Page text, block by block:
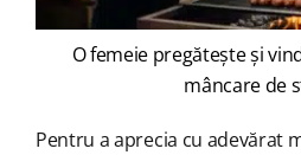
O femeie pregătește și
mâncare de
Pentru a aprecia cu adevărat